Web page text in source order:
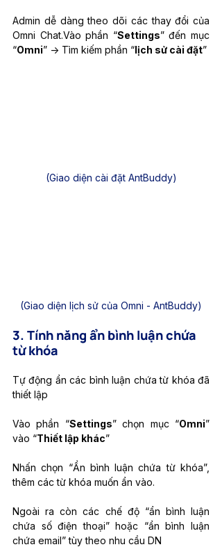
Admin dễ dàng theo dõi các thay đổi của
Omni Chat.Vào phần “Settings” đến mục
“Omni” -> Tìm kiếm phần “lịch sử cài đặt”
(Giao diện cài đặt AntBuddy)
(Giao diện lịch sử của Omni - AntBuddy)
3. Tính năng ẩn bình luận chứa
từ khóa
Tự động ẩn các bình luận chứa từ khóa đã
thiết lập
Vào phần “Settings” chọn mục “Omni”
vào “Thiết lập khác”
Nhấn chọn “Ẩn bình luận chứa từ khóa”,
thêm các từ khóa muốn ẩn vào.
Ngoài ra còn các chế độ “ẩn bình luận
chứa số điện thoại” hoặc “ẩn bình luận
chứa email” tùy theo nhu cầu DN